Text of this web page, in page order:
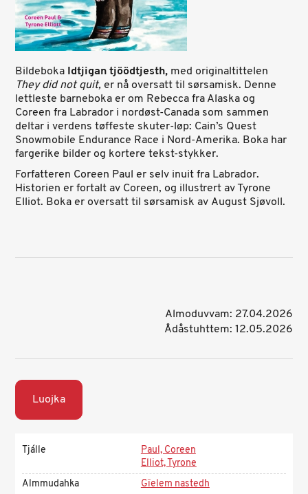
Bildeboka Idtjigan tjöödtjesth, med originaltittelen
They did not quit,er nå oversatt til sørsamisk. Denne
lettleste barneboka er om Rebecca fra Alaska og
Coreen fra Labrador i nordøst-Canada som sammen
deltar i verdens tøffeste skuter-løp: Cain’s Quest
Snowmobile Endurance Race i Nord-Amerika. Boka har
fargerike bilder og kortere tekst-stykker.
Forfatteren Coreen Paul er selv inuit fra Labrador.
Historien er fortalt av Coreen, og illustrert av Tyrone
Elliot. Boka er oversatt til sørsamisk av August Sjøvoll.
Almoduvvam: 27.04.2026
Ådåstuhttem: 12.05.2026
Luojka
Tjálle
Paul, Coreen
Elliot, Tyrone
Almmudahka
Gïelem nastedh